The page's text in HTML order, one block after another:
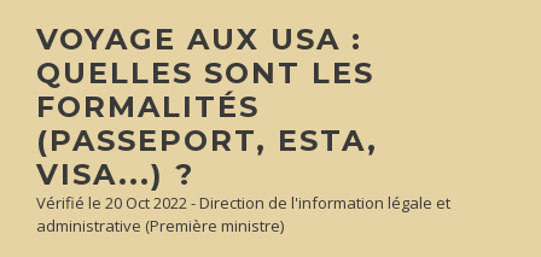
VOYAGE AUX USA :
QUELLES SONT LES
FORMALITÉS
(PASSEPORT, ESTA,
VISA...) ?
Vérifié le 20 Oct 2022 - Direction de l'information légale et
administrative (Première ministre)